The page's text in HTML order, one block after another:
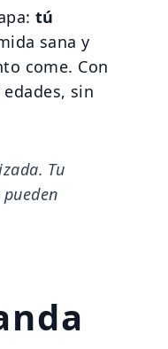
tú
sana y
come. Con
sin
Tu